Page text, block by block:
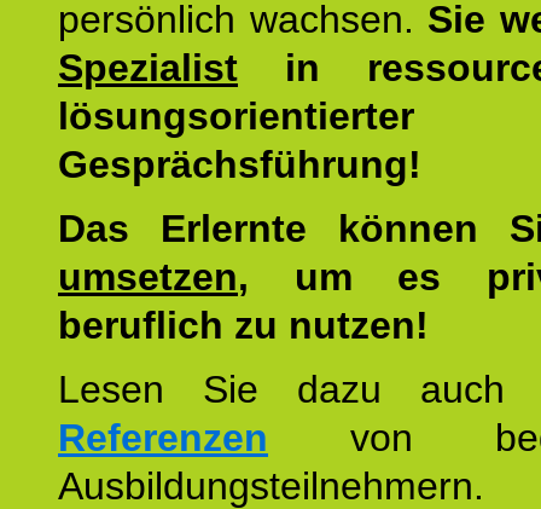
persönlich wachsen. Sie
Spezialist in
lösungsorientierter
Gesprächsführung!
Das Erlernte können
umsetzen, um es
beruflich zu nutzen!
Lesen Sie dazu
Referenzen von
Ausbildungsteilnehmern.